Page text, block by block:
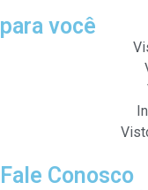
para você
Fale Conosco